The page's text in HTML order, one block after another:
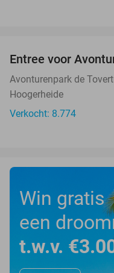
Entree voor
Avonturenpark de
Hoogerheide
Verkocht: 8.774
Win gratis
een
t.w.v.